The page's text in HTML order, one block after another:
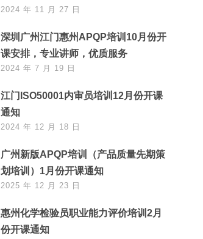
2024 年 11 月 27 日
深圳广州江门惠州APQP培训10月份开
课安排，专业讲师，优质服务
2024 年 7 月 19 日
江门ISO50001内审员培训12月份开课
通知
2024 年 12 月 18 日
广州新版APQP培训（产品质量先期策
划培训）1月份开课通知
2025 年 12 月 23 日
惠州化学检验员职业能力评价培训2月
份开课通知